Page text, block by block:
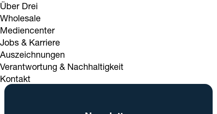
Über Drei
Wholesale
Mediencenter
Jobs & Karriere
Auszeichnungen
Verantwortung & Nachhaltigkeit
Kontakt